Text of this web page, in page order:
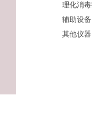
理化消
辅助设备
其他仪器